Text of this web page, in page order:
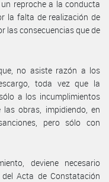
reproche a la conducta
la falta de realización de
las consecuencias que de
no asiste razón a los
toda vez que la
a los incumplimientos
obras, impidiendo, en
pero sólo con
deviene necesario
Acta de Constatación